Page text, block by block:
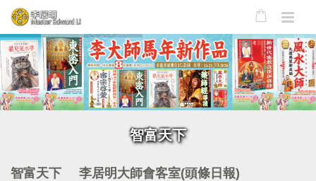
智富天下
智富天下 李居明大師會客室(頭條日報)